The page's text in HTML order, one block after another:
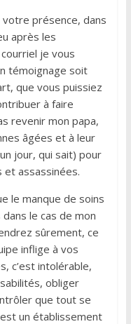
présence, dans
après les
je vous
témoignage soit
que vous puissiez
à faire
revenir mon papa,
âgées et à leur
jour, qui sait) pour
et assassinées.
le manque de soins
le cas de mon
sûrement, ce
inflige à vos
c’est intolérable,
obliger
que tout se
un établissement